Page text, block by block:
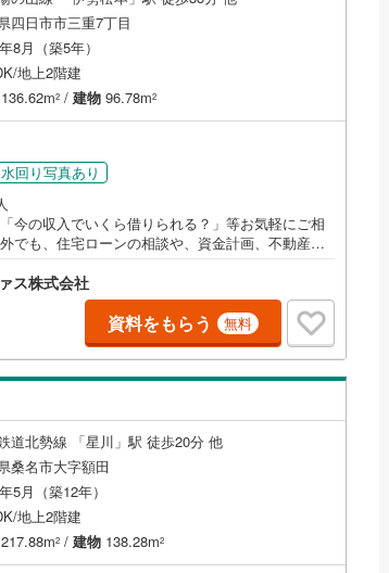
四日市市三重7丁目
8月（築5年）
地上2階建
2 / 建物 96.78m2
水回り写真あり
今の収入でいくら借りられる？」等お気軽にご相
でも、住宅ローンの相談や、資金計画、不動産購
ス株式会社
資料をもらう 無料
道北勢線 「星川」駅 徒歩20分 他
桑名市大字額田
5月（築12年）
地上2階建
2 / 建物 138.28m2